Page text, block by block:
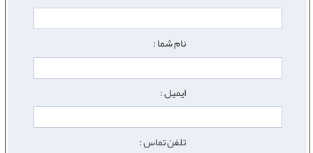
نام شما :
ایمیل :
تلفن تماس :